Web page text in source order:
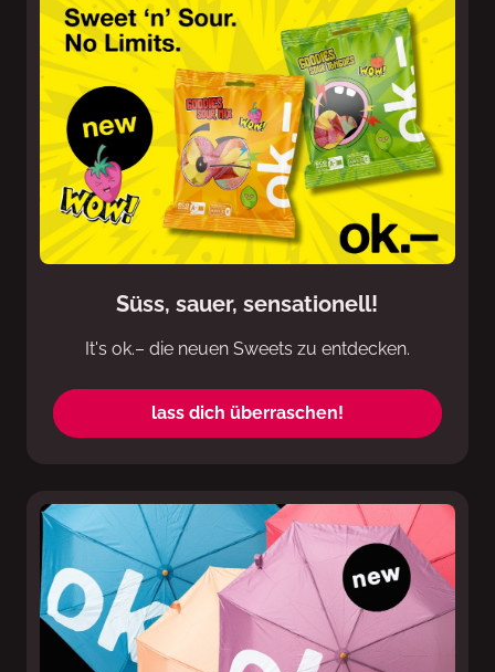
Süss, sauer, sensationell!
It's ok.– die neuen Sweets zu entdecken.
lass dich überraschen!